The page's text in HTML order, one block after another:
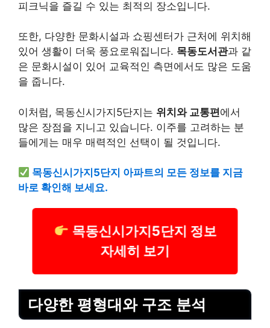
피크닉을 즐길 수 있는 최적의 장소입니다.
또한, 다양한 문화시설과 쇼핑센터가 근처에 위치해
있어 생활이 더욱 풍요로워집니다. 목동도서관과 같
은 문화시설이 있어 교육적인 측면에서도 많은 도움
을 줍니다.
이처럼, 목동신시가지5단지는 위치와 교통편에서
많은 장점을 지니고 있습니다. 이주를 고려하는 분
들에게는 매우 매력적인 선택이 될 것입니다.
목동신시가지5단지 아파트의 모든 정보를 지금
바로 확인해 보세요.
목동신시가지5단지 정보
자세히 보기
다양한 평형대와 구조 분석